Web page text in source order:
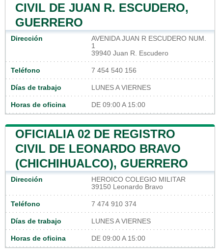
CIVIL DE JUAN R. ESCUDERO,
GUERRERO
Dirección
AVENIDA JUAN R ESCUDERO NUM.
1
39940 Juan R. Escudero
Teléfono 7 454 540 156
Días de trabajo LUNES A VIERNES
Horas de oficina DE 09:00 A 15:00
OFICIALIA 02 DE REGISTRO
CIVIL DE LEONARDO BRAVO
(CHICHIHUALCO), GUERRERO
Dirección
HEROICO COLEGIO MILITAR
39150 Leonardo Bravo
Teléfono 7 474 910 374
Días de trabajo LUNES A VIERNES
Horas de oficina DE 09:00 A 15:00